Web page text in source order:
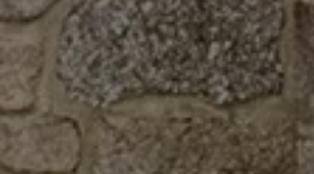
We Charge
Fleet Interface Data
Volkswagenist
Saa rohkem
Uudised
Lisavarustus ja teenindus
Teenindus ja varuosad
Volkswageni eelised
Ülevaatus
Remont ja kontroll